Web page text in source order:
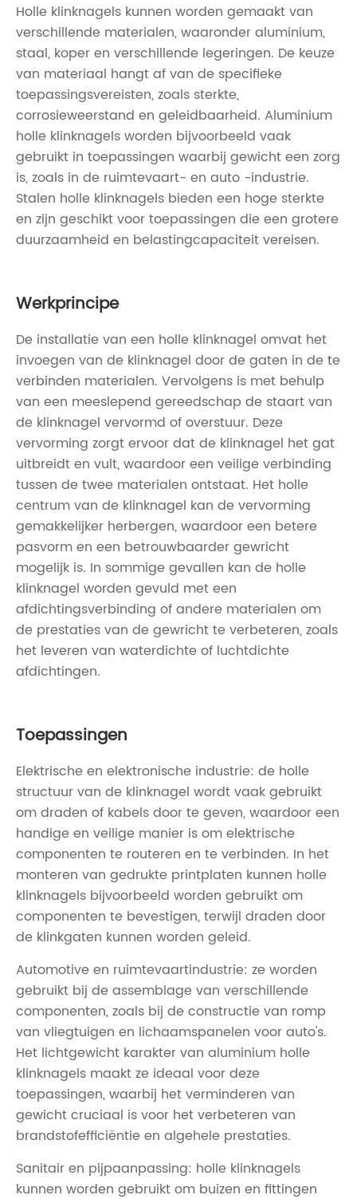
Holle klinknagels kunnen worden gemaakt van
verschillende materialen, waaronder aluminium,
staal, koper en verschillende legeringen. De keuze
van materiaal hangt af van de specifieke
toepassingsvereisten, zoals sterkte,
corrosieweerstand en geleidbaarheid. Aluminium
holle klinknagels worden bijvoorbeeld vaak
gebruikt in toepassingen waarbij gewicht een zorg
is, zoals in de ruimtevaart- en auto -industrie.
Stalen holle klinknagels bieden een hoge sterkte
en zijn geschikt voor toepassingen die een grotere
duurzaamheid en belastingcapaciteit vereisen.
Werkprincipe
De installatie van een holle klinknagel omvat het
invoegen van de klinknagel door de gaten in de te
verbinden materialen. Vervolgens is met behulp
van een meeslepend gereedschap de staart van
de klinknagel vervormd of overstuur. Deze
vervorming zorgt ervoor dat de klinknagel het gat
uitbreidt en vult, waardoor een veilige verbinding
tussen de twee materialen ontstaat. Het holle
centrum van de klinknagel kan de vervorming
gemakkelijker herbergen, waardoor een betere
pasvorm en een betrouwbaarder gewricht
mogelijk is. In sommige gevallen kan de holle
klinknagel worden gevuld met een
afdichtingsverbinding of andere materialen om
de prestaties van de gewricht te verbeteren, zoals
het leveren van waterdichte of luchtdichte
afdichtingen.
Toepassingen
Elektrische en elektronische industrie: de holle
structuur van de klinknagel wordt vaak gebruikt
om draden of kabels door te geven, waardoor een
handige en veilige manier is om elektrische
componenten te routeren en te verbinden. In het
monteren van gedrukte printplaten kunnen holle
klinknagels bijvoorbeeld worden gebruikt om
componenten te bevestigen, terwijl draden door
de klinkgaten kunnen worden geleid.
Automotive en ruimtevaartindustrie: ze worden
gebruikt bij de assemblage van verschillende
componenten, zoals bij de constructie van romp
van vliegtuigen en lichaamspanelen voor auto's.
Het lichtgewicht karakter van aluminium holle
klinknagels maakt ze ideaal voor deze
toepassingen, waarbij het verminderen van
gewicht cruciaal is voor het verbeteren van
brandstofefficiëntie en algehele prestaties.
Sanitair en pijpaanpassing: holle klinknagels
kunnen worden gebruikt om buizen en fittingen